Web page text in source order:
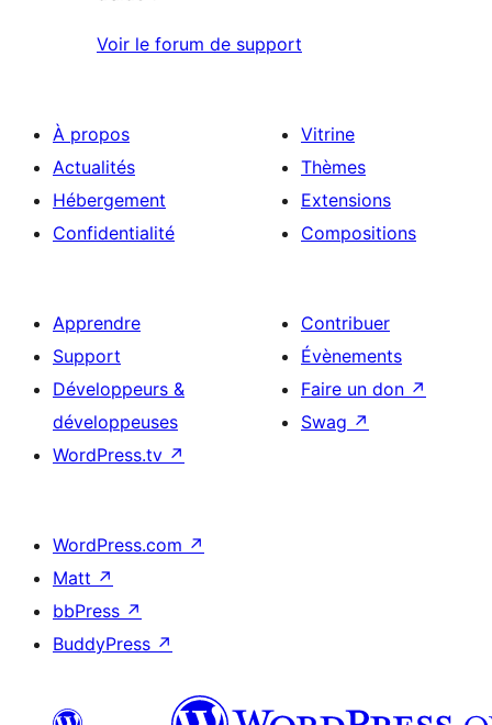
Voir le forum de support
À propos
Actualités
Hébergement
Confidentialité
Vitrine
Thèmes
Extensions
Compositions
Apprendre
Support
Développeurs &
développeuses
WordPress.tv ↗
Contribuer
Évènements
Faire un don ↗
Swag ↗
WordPress.com ↗
Matt ↗
bbPress ↗
BuddyPress ↗